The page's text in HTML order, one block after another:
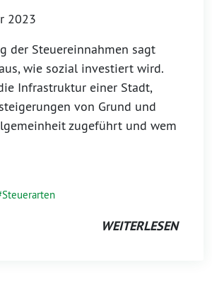
2023
der Steuereinnahmen sagt
wie sozial investiert wird.
Infrastruktur einer Stadt,
von Grund und
zugeführt und wem
Steuerarten
WEITERLESEN